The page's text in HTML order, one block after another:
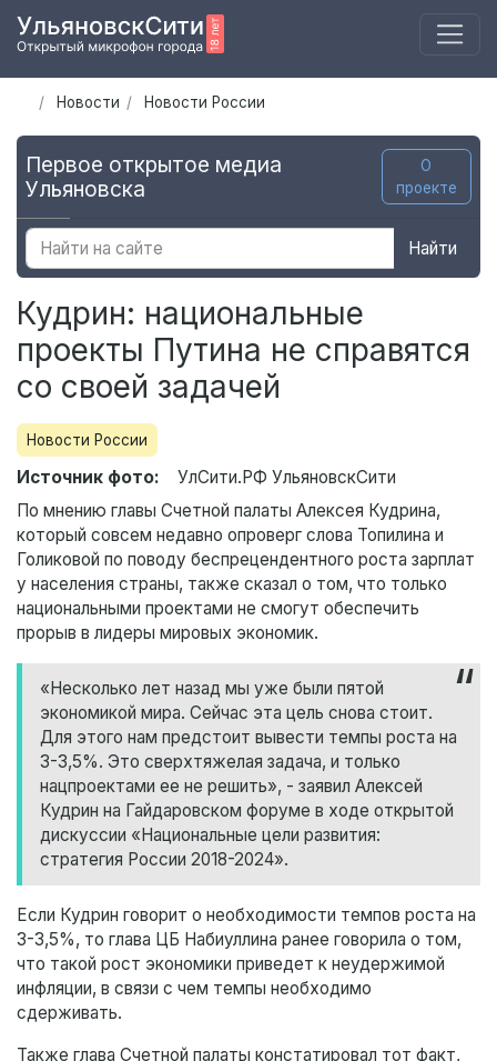
Новости Новости России
Первое открытое медиа
Ульяновска
О
проекте
Найти
Кудрин: национальные
проекты Путина не справятся
со своей задачей
Новости России
Источник фото:
УлСити.РФ УльяновскСити
По мнению главы Счетной палаты Алексея Кудрина,
который совсем недавно опроверг слова Топилина и
Голиковой по поводу беспрецендентного роста зарплат
у населения страны, также сказал о том, что только
национальными проектами не смогут обеспечить
прорыв в лидеры мировых экономик.
«Несколько лет назад мы уже были пятой
экономикой мира. Сейчас эта цель снова стоит.
Для этого нам предстоит вывести темпы роста на
3-3,5%. Это сверхтяжелая задача, и только
нацпроектами ее не решить», - заявил Алексей
Кудрин на Гайдаровском форуме в ходе открытой
дискуссии «Национальные цели развития:
стратегия России 2018-2024».
Если Кудрин говорит о необходимости темпов роста на
3-3,5%, то глава ЦБ Набиуллина ранее говорила о том,
что такой рост экономики приведет к неудержимой
инфляции, в связи с чем темпы необходимо
сдерживать.
Также глава Счетной палаты констатировал тот факт,